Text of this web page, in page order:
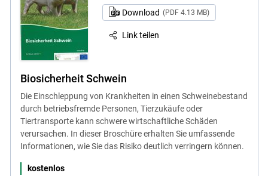
Download (PDF 4.13 MB)
Link teilen
Biosicherheit Schwein
Die Einschleppung von Krankheiten in einen Schweinebestand
durch betriebsfremde Personen, Tierzukäufe oder
Tiertransporte kann schwere wirtschaftliche Schäden
verursachen. In dieser Broschüre erhalten Sie umfassende
Informationen, wie Sie das Risiko deutlich verringern können.
kostenlos